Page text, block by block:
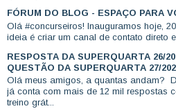
FÓRUM DO BLOG - ESPAÇO PARA
Olá #concurseiros! Inauguramos hoje,
ideia é criar um canal de contato direto
RESPOSTA DA SUPERQUARTA 26/
QUESTÃO DA SUPERQUARTA 27/
Olá meus amigos, a quantas andam?
já conta com mais de 12 mil respostas
treino grát...